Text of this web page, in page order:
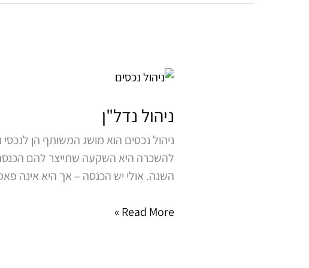
ניהול נדל"ן
ניהול נכסים הוא מושג המשותף הן
להשכרה היא השקעה שתייצר להם
השנה. אולי יש הכנסה – אך היא אינה
ניהול
Read More »